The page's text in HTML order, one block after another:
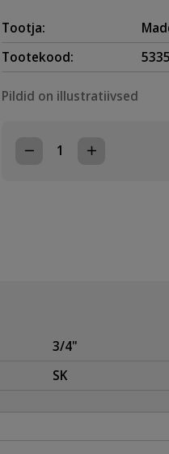
Tootja:
Tootekood:
Pildid on illustratiivsed
SOOJUSARVESTI
3/4"
SK